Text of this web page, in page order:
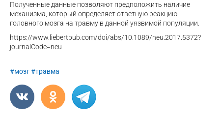
Полученные данные позволяют предположить наличие
механизма, который определяет ответную реакцию
головного мозга на травму в данной уязвимой популяции.
https://www.liebertpub.com/doi/abs/10.1089/neu.2017.5372?
journalCode=neu
#мозг#травма